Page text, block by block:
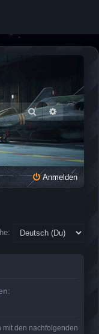
Suche Erweiterte
Anmelden
mit den nachfolgenden